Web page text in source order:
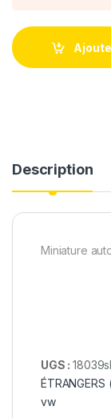
Description
Miniature
UGS :18039sl
vw